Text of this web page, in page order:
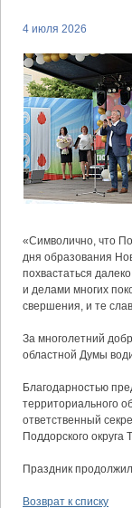
4 июля 2026
«Символично, что
дня образования
похвастаться
и делами многих
свершения, и те
За многолетний
областной Думы
Благодарностью
территориального
ответственный
Поддорского округа
Праздник
Возврат к списку